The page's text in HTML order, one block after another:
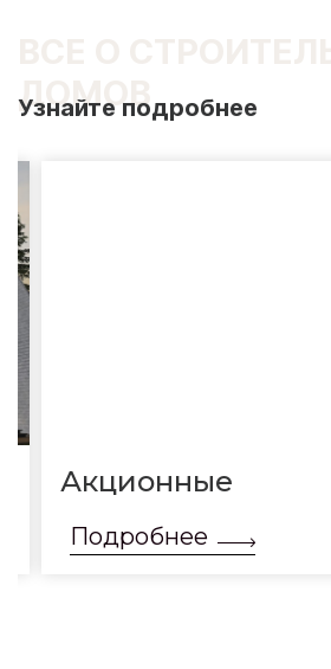
ДОМОВ
Узнайте подробнее
Акционные
Подробнее